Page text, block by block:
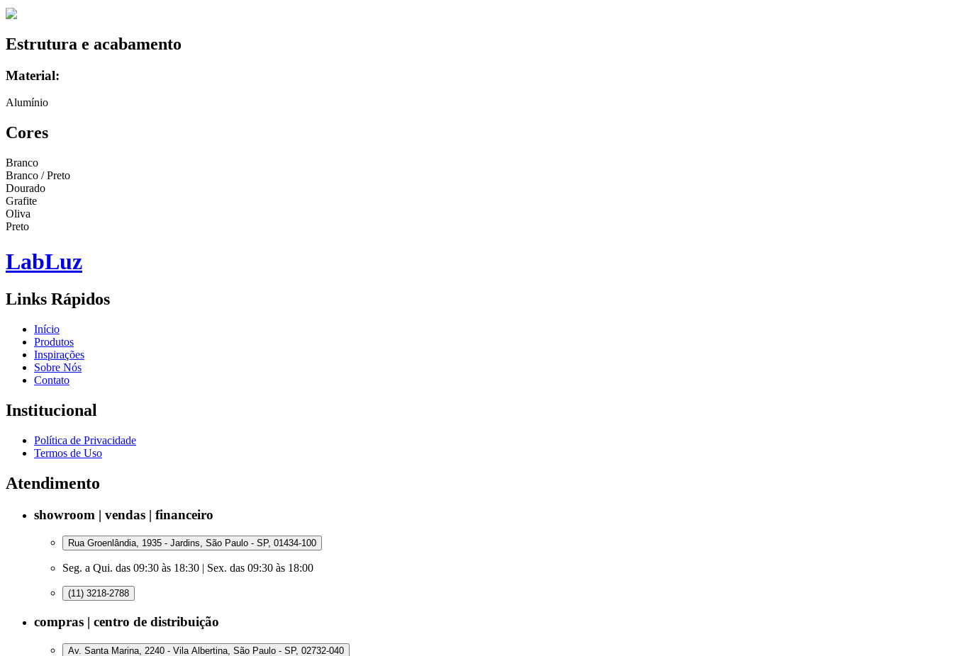
Estrutura e acabamento
Material:
Alumínio
Cores
Branco
Branco / Preto
Dourado
Grafite
Oliva
Preto
LabLuz
Links Rápidos
Início
Produtos
Inspirações
Sobre Nós
Contato
Institucional
Política de Privacidade
Termos de Uso
Atendimento
showroom | vendas | financeiro
Rua Groenlândia, 1935 - Jardins, São Paulo - SP, 01434-100
Seg. a Qui. das 09:30 às 18:30 | Sex. das 09:30 às 18:00
(11) 3218-2788
compras | centro de distribuição
Av. Santa Marina, 2240 - Vila Albertina, São Paulo - SP, 02732-040